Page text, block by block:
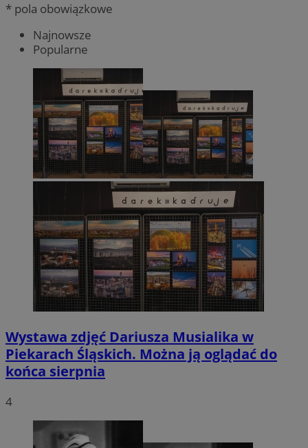
* pola obowiązkowe
Najnowsze
Popularne
Wystawa zdjęć Dariusza Musialika w
Piekarach Śląskich. Można ją oglądać do
końca sierpnia
4